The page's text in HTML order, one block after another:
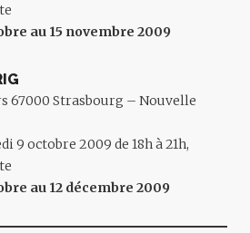
au 15 novembre 2009
67000 Strasbourg – Nouvelle
9 octobre 2009 de 18h à 21h,
au 12 décembre 2009